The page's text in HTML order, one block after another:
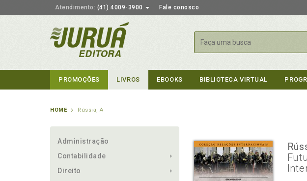
Atendimento: (41) 4009-3900 Fale conosco
Buscar
PROMOÇÕES LIVROS EBOOKS BIBLIOTECA VIRTUAL
HOME Rússia, A
Administração
Contabilidade
Direito